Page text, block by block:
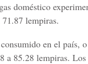
doméstico
lempiras.
en el país,
a 85.28 lempiras.